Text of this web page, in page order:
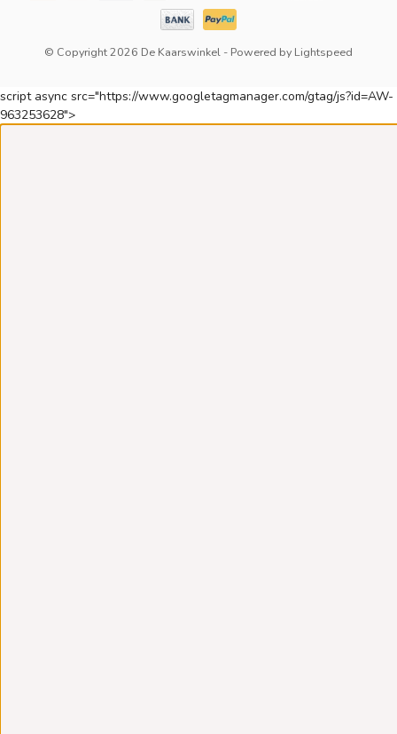
© Copyright 2026 De Kaarswinkel - Powered by Lightspeed
script async src="https://www.googletagmanager.com/gtag/js?id=AW-
963253628">